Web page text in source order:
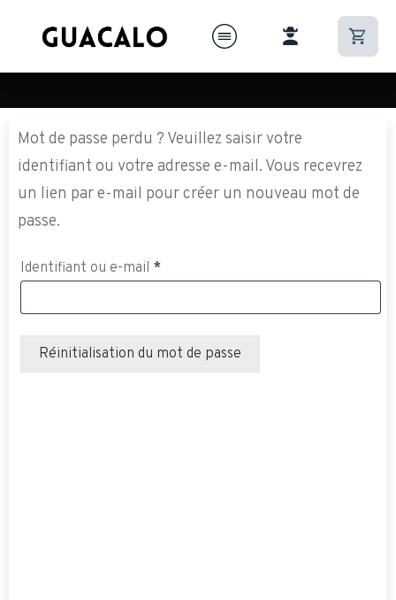
Mot de passe perdu ? Veuillez saisir votre
identifiant ou votre adresse e-mail. Vous recevrez
un lien par e-mail pour créer un nouveau mot de
passe.
Identifiant ou e-mail *Obligatoire
Réinitialisation du mot de passe